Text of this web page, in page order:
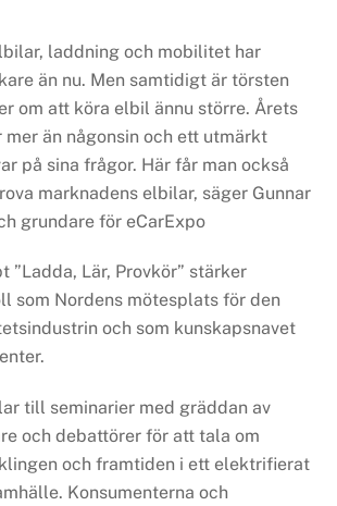
laddning och mobilitet har
än nu. Men samtidigt är törsten
om att köra elbil ännu större. Årets
mer än någonsin och ett utmärkt
på sina frågor. Här får man också
marknadens elbilar, säger Gunnar
grundare för eCarExpo
”Ladda, Lär, Provkör” stärker
som Nordens mötesplats för den
och som kunskapsnavet
till seminarier med gräddan av
och debattörer för att tala om
och framtiden i ett elektrifierat
Konsumenterna och